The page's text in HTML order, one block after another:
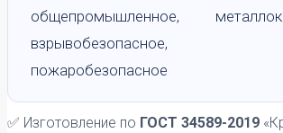
общепромышленное,
взрывобезопасное,
пожаробезопасное
✅ Изготовление по ГОСТ 34589-2019